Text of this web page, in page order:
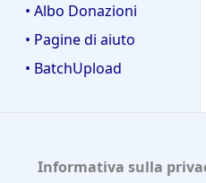
• Albo Donazioni
• Pagine di aiuto
• BatchUpload
Informativa sulla